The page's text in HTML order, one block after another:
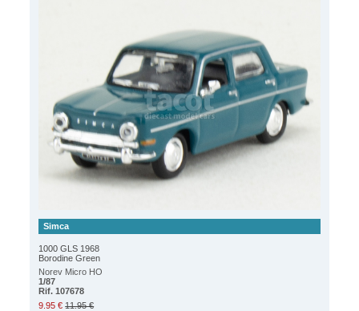
Simca
1000 GLS 1968
Borodine Green
Norev Micro HO
1/87
Rif. 107678
9.95 € 11.95 €